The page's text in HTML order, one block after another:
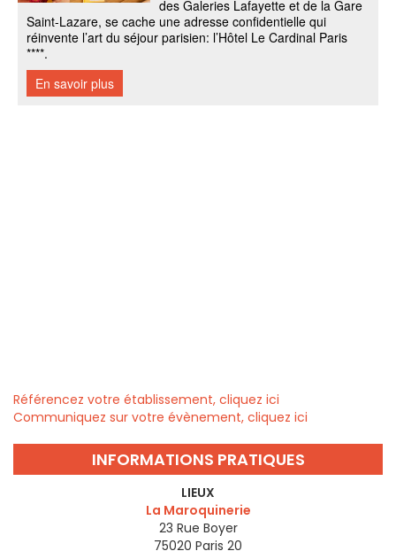
Référencez votre établissement, cliquez ici
Communiquez sur votre évènement, cliquez ici
INFORMATIONS PRATIQUES
LIEUX
La Maroquinerie
23 Rue Boyer
75020 Paris 20